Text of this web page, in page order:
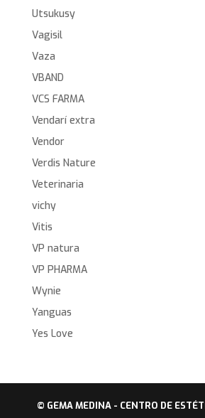
Utsukusy
Vagisil
Vaza
VBAND
VCS FARMA
Vendarí extra
Vendor
Verdis Nature
Veterinaria
vichy
Vitis
VP natura
VP PHARMA
Wynie
Yanguas
Yes Love
© GEMA MEDINA - CENTRO DE